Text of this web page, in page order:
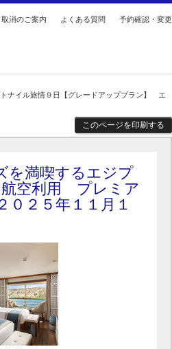
消のご案内 よくある質問 予約確認・変更
ナイル旅情９日【グレードアッププラン】 エ
このページを印刷する
を満喫するエジプ
空利用 プレミア
２５年１１月１